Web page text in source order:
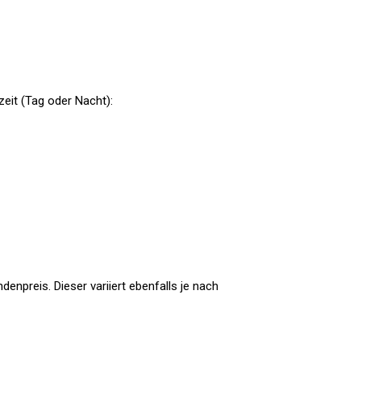
(Tag oder Nacht):
Dieser variiert ebenfalls je nach